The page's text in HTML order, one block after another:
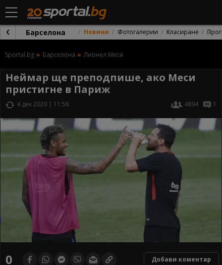
Барселона Новини Фотогалерии Класиране
Sportal.bg Барселона Лионел Меси
Неймар ще преподпише, ако Меси
пристигне в Париж
4 дек 2020 | 11:58 4894 1
0 Добави коментар